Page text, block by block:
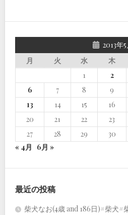
2013年5
月
火 水 木
1
2
6
7 8 9
13
14 15 16
20
21 22 23
27
28 29 30
« 4月
6月 »
最近の投稿
柴犬なお(4歳 and 186日)#柴犬#